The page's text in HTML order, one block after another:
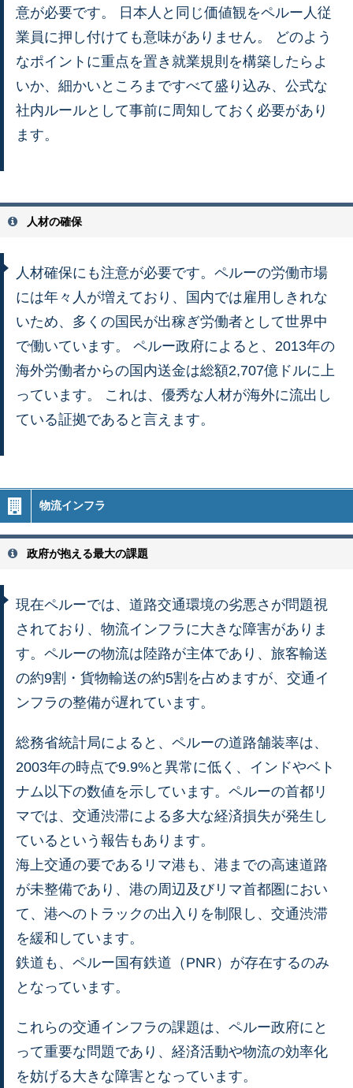
意が必要です。 日本人と同じ価値観をペルー人従
業員に押し付けても意味がありません。 どのよう
なポイントに重点を置き就業規則を構築したらよ
いか、細かいところまですべて盛り込み、公式な
社内ルールとして事前に周知しておく必要があり
ます。
人材の確保
人材確保にも注意が必要です。ペルーの労働市場
には年々人が増えており、国内では雇用しきれな
いため、多くの国民が出稼ぎ労働者として世界中
で働いています。 ペルー政府によると、2013年の
海外労働者からの国内送金は総額2,707億ドルに上
っています。 これは、優秀な人材が海外に流出し
ている証拠であると言えます。
物流インフラ
政府が抱える最大の課題
現在ペルーでは、道路交通環境の劣悪さが問題視
されており、物流インフラに大きな障害がありま
す。ペルーの物流は陸路が主体であり、旅客輸送
の約9割・貨物輸送の約5割を占めますが、交通イ
ンフラの整備が遅れています。
総務省統計局によると、ペルーの道路舗装率は、
2003年の時点で9.9%と異常に低く、インドやベト
ナム以下の数値を示しています。ペルーの首都リ
マでは、交通渋滞による多大な経済損失が発生し
ているという報告もあります。
海上交通の要であるリマ港も、港までの高速道路
が未整備であり、港の周辺及びリマ首都圏におい
て、港へのトラックの出入りを制限し、交通渋滞
を緩和しています。
鉄道も、ペルー国有鉄道（PNR）が存在するのみ
となっています。
これらの交通インフラの課題は、ペルー政府にと
って重要な問題であり、経済活動や物流の効率化
を妨げる大きな障害となっています。